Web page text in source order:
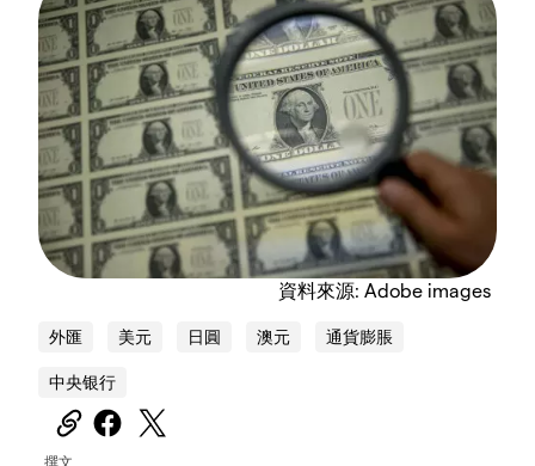
資料來源: Adobe images
外匯 美元 日圓 澳元 通貨膨脹
中央银行
撰文